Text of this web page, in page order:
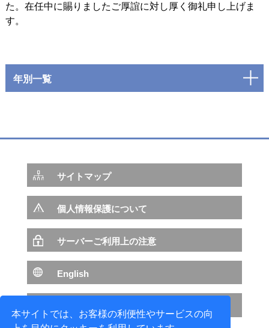
本サイトでは、お客様の利便性やサービスの向
た。在任中に賜りましたご厚誼に対し厚く御礼申し上げま
す。
年別一覧
サイトマップ
個人情報保護について
サーバーご利用上の注意
English